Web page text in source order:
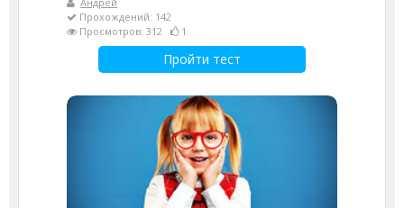
Прохождений: 142
Просмотров: 312
1
Пройти тест